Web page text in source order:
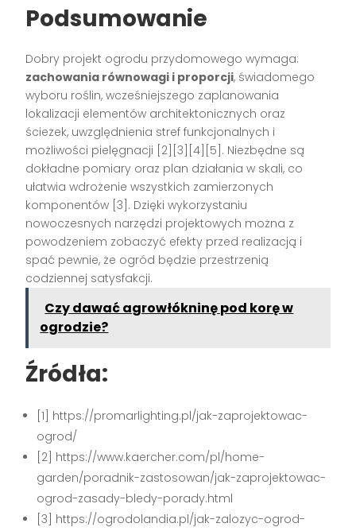
Podsumowanie
Dobry projekt ogrodu przydomowego wymaga:
zachowania równowagi i proporcji, świadomego
wyboru roślin, wcześniejszego zaplanowania
lokalizacji elementów architektonicznych oraz
ścieżek, uwzględnienia stref funkcjonalnych i
możliwości pielęgnacji [2][3][4][5]. Niezbędne są
dokładne pomiary oraz plan działania w skali, co
ułatwia wdrożenie wszystkich zamierzonych
komponentów [3]. Dzięki wykorzystaniu
nowoczesnych narzędzi projektowych można z
powodzeniem zobaczyć efekty przed realizacją i
spać pewnie, że ogród będzie przestrzenią
codziennej satysfakcji.
Czy dawać agrowłókninę pod korę w
ogrodzie?
Źródła:
[1] https://promarlighting.pl/jak-zaprojektowac-
ogrod/
[2] https://www.kaercher.com/pl/home-
garden/poradnik-zastosowan/jak-zaprojektowac-
ogrod-zasady-bledy-porady.html
[3] https://ogrodolandia.pl/jak-zalozyc-ogrod-